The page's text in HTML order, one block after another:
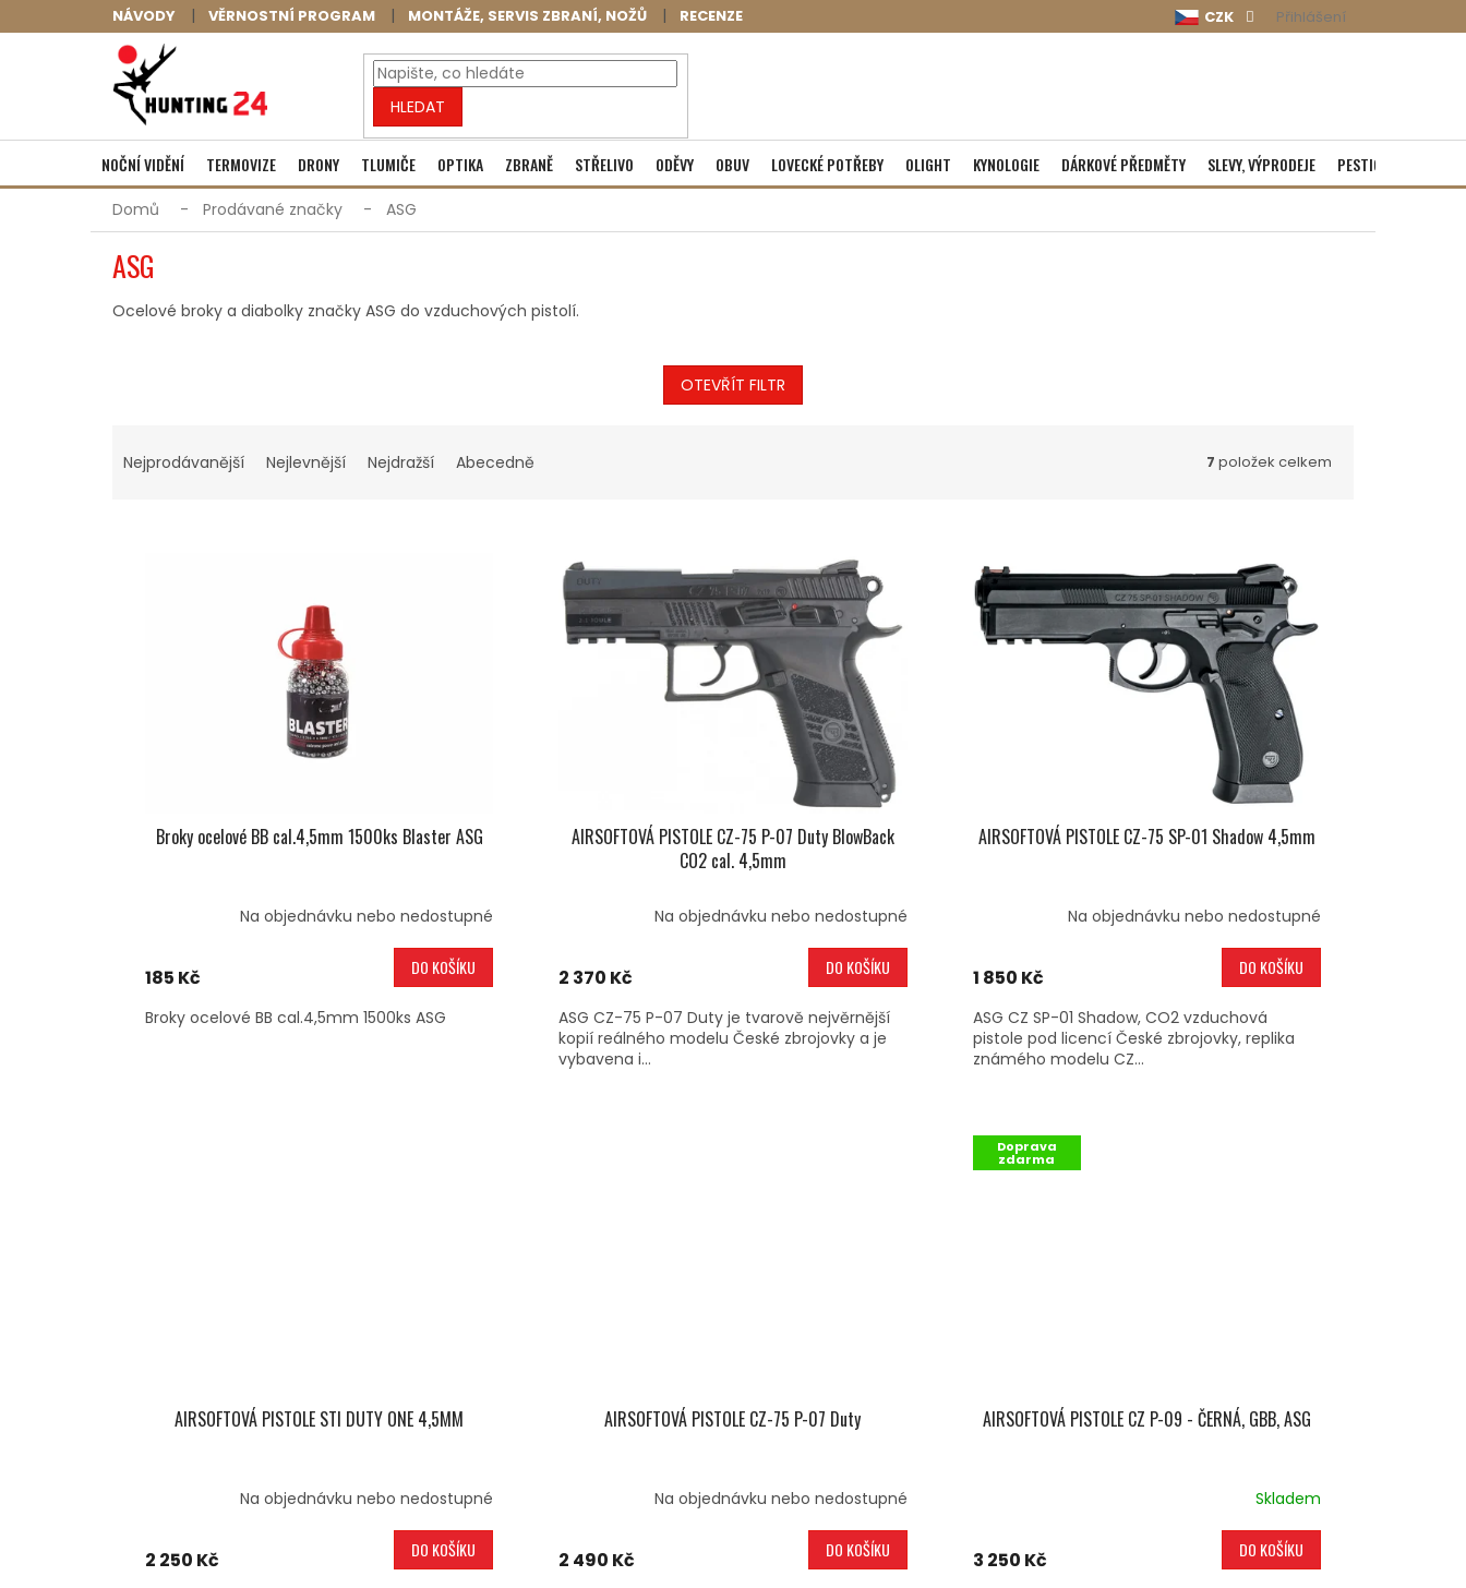
na
NÁVODY VĚRNOSTNÍ PROGRAM MONTÁŽE, SERVIS ZBRANÍ, NOŽŮ RECENZE CZK Přihlášení
HLEDAT
NÁKUPNÍ
KOŠÍK
Prázdný košík
NOČNÍ VIDĚNÍ TERMOVIZE DRONY TLUMIČE OPTIKA ZBRANĚ STŘELIVO ODĚVY OBUV LOVECKÉ POTŘEBY OLIGHT KYNOLOGIE DÁRKOVÉ PŘEDMĚTY SLEVY, VÝPRODEJE PESTICIDY
Domů Prodávané značky ASG
ASG
Ocelové broky a diabolky značky ASG do vzduchových pistolí.
OTEVŘÍT FILTR
Nejprodávanější Nejlevnější Nejdražší Abecedně 7 položek celkem
Broky ocelové BB cal.4,5mm 1500ks Blaster ASG
Na objednávku nebo nedostupné
185 Kč DO KOŠÍKU
Broky ocelové BB cal.4,5mm 1500ks ASG
AIRSOFTOVÁ PISTOLE CZ-75 P-07 Duty BlowBack
CO2 cal. 4,5mm
Na objednávku nebo nedostupné
2 370 Kč DO KOŠÍKU
ASG CZ-75 P-07 Duty je tvarově nejvěrnější
kopií reálného modelu České zbrojovky a je
vybavena i...
AIRSOFTOVÁ PISTOLE CZ-75 SP-01 Shadow 4,5mm
Na objednávku nebo nedostupné
1 850 Kč DO KOŠÍKU
ASG CZ SP-01 Shadow, CO2 vzduchová
pistole pod licencí České zbrojovky, replika
známého modelu CZ...
AIRSOFTOVÁ PISTOLE STI DUTY ONE 4,5MM
Na objednávku nebo nedostupné
2 250 Kč DO KOŠÍKU
AIRSOFTOVÁ PISTOLE CZ-75 P-07 Duty
Na objednávku nebo nedostupné
2 490 Kč DO KOŠÍKU
Doprava
zdarma
AIRSOFTOVÁ PISTOLE CZ P-09 - ČERNÁ, GBB, ASG
Skladem
3 250 Kč DO KOŠÍKU